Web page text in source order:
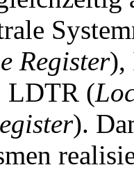
Register),
LDTR (
).